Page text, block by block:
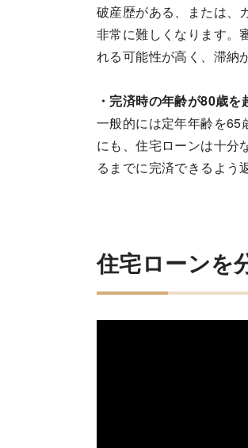
破産歴がある、または、
非常に難しくなります。
れる可能性が高く、滞納
・完済時の年齢が80歳を
一般的には定年年齢を65
にも、住宅ローンは十分
るまでに完済できるよう
住宅ローンを